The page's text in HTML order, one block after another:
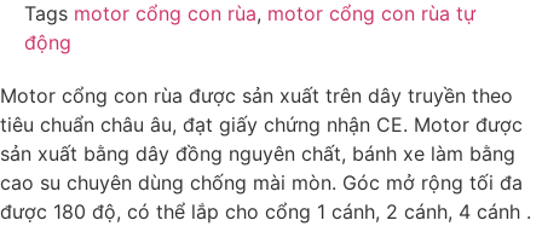
Tags motor cổng con rùa, motor cổng con rùa tự
động
Motor cổng con rùa được sản xuất trên dây truyền theo
tiêu chuẩn châu âu, đạt giấy chứng nhận CE. Motor được
sản xuất bằng dây đồng nguyên chất, bánh xe làm bằng
cao su chuyên dùng chống mài mòn. Góc mở rộng tối đa
được 180 độ, có thể lắp cho cổng 1 cánh, 2 cánh, 4 cánh .